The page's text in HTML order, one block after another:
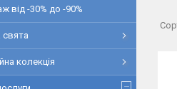
від -30% до -90%
свята
колекція